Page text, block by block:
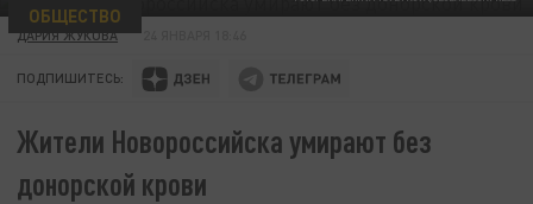
ОБЩЕСТВО
ДАРИЯ ЖУКОВА
ПОДПИШИТЕСЬ:
Жители Новороссийска умирают без
донорской крови